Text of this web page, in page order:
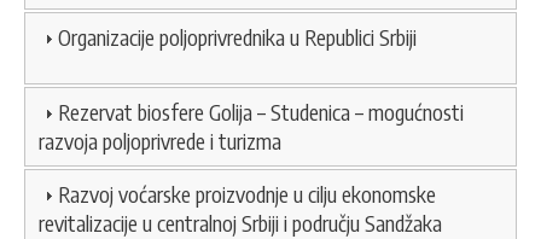
Organizacije poljoprivrednika u Republici Srbiji
Rezervat biosfere Golija – Studenica – mogućnosti
razvoja poljoprivrede i turizma
Razvoj voćarske proizvodnje u cilju ekonomske
revitalizacije u centralnoj Srbiji i području Sandžaka